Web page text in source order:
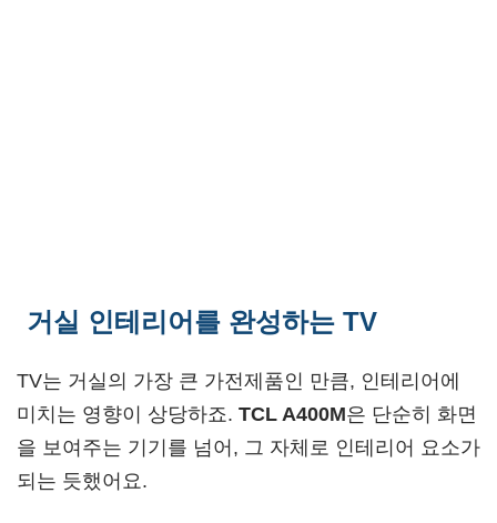
거실 인테리어를 완성하는 TV
TV는 거실의 가장 큰 가전제품인 만큼, 인테리어에
미치는 영향이 상당하죠. TCL A400M은 단순히 화면
을 보여주는 기기를 넘어, 그 자체로 인테리어 요소가
되는 듯했어요.